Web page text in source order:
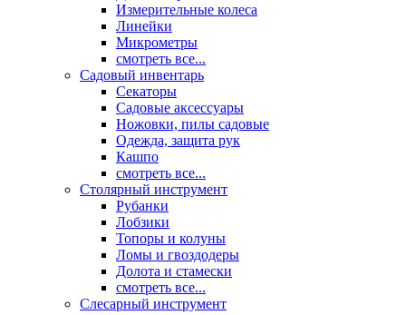
Измерительные колеса
Линейки
Микрометры
смотреть все...
Садовый инвентарь
Секаторы
Садовые аксессуары
Ножовки, пилы садовые
Одежда, защита рук
Кашпо
смотреть все...
Столярный инструмент
Рубанки
Лобзики
Топоры и колуны
Ломы и гвоздодеры
Долота и стамески
смотреть все...
Слесарный инструмент